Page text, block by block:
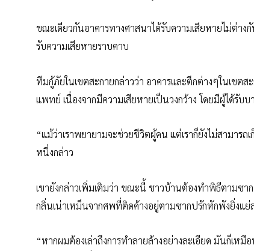
ขณะเดียวกันอาคารทางศาสนาได้รับความเสียหายไม่ต่า
รับความเสียหายราบคาบ
ทีมกู้ภัยในเขตสะกายกล่าวว่า อาคารและตึกต่างๆในเขต
แพทย์ เนื่องจากมีความเสียหายเป็นวงกว้าง โดยมีผู้ได้รั
“แม้ว่าเราพยายามจะช่วยชีวิตผู้คน แต่เราก็ยังไม่สามา
หนึ่งกล่าว
เขายังกล่าวเพิ่มเติมว่า ขณะนี้ ชาวบ้านต้องทำพิธีตามซ
กลิ่นเน่าเหม็นจากศพที่ติดค้างอยู่ตามซากปรักหักพังยิ่งแย่ล
“หากผมต้องเล่าถึงการทำลายล้างอย่างละเอียด มันก็เ